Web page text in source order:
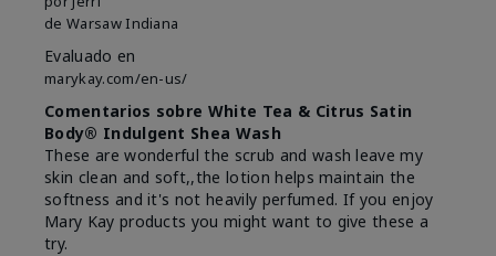
de Warsaw Indiana
Evaluado en
marykay.com/en-us/
Comentarios sobre White Tea & Citrus Satin
Body® Indulgent Shea Wash
These are wonderful the scrub and wash leave my
skin clean and soft,,the lotion helps maintain the
softness and it's not heavily perfumed. If you enjoy
Mary Kay products you might want to give these a
try.